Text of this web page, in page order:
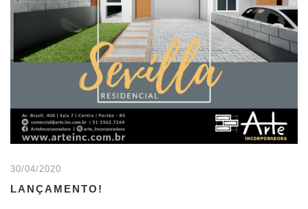
30/04/2020
LANÇAMENTO!